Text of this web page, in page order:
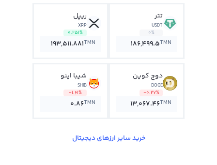
تتر
USDT
0%
186,499.5TMN
ریپل
XRP
0.251%
193,511.881TMN
دوج کوین
DOGE
-0.27%
13,067.46TMN
شیبا اینو
SHIB
-1.61%
0.86TMN
خرید سایر ارزهای دیجیتال